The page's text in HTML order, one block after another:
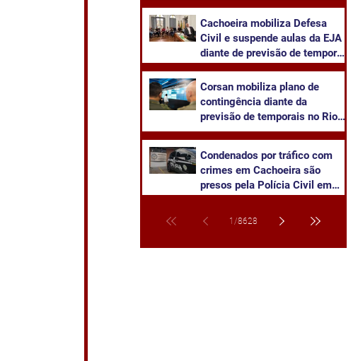
Sul
Cachoeira mobiliza Defesa
Civil e suspende aulas da EJA
diante de previsão de temporal
Corsan mobiliza plano de
contingência diante da
previsão de temporais no Rio
Grande do Sul
Condenados por tráfico com
crimes em Cachoeira são
presos pela Polícia Civil em
1 /8628